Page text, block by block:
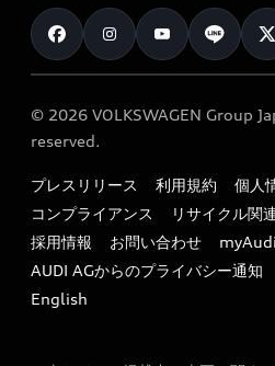
カタログ一覧
車検 / 定期点検
e-tronアフターサポート
myAudi
クオリティ
保証
メンテナンス
ファイナンス
キャンペーン / イベント
買取査定
お知らせ
オーナー様向けキャンペーン
特定整備適用車一覧
リサイクル法
よくある質問（FAQ）
© 2026 VOLKSWAGEN Group
reserved.
プレスリリース 利用規約
個人
コンプライアンス
リサイクル関
採用情報
お問い合わせ
AUDI AGからのプライバシー通知
English